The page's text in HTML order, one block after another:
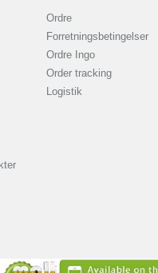
Ordre
Forretningsbetingelser
Ordre Ingo
Order tracking
Logistik